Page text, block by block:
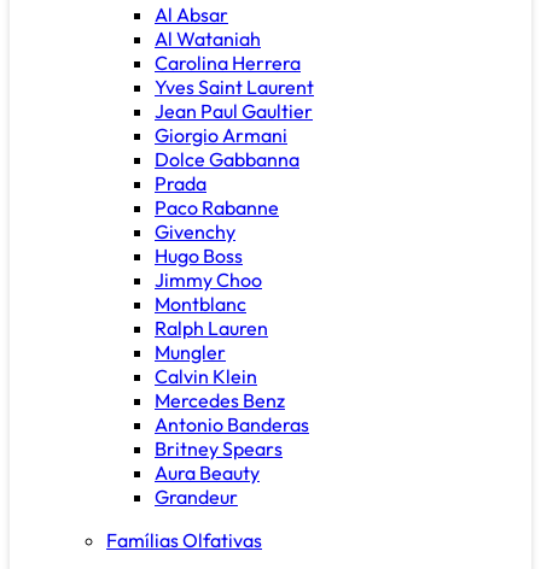
Al Absar
Al Wataniah
Carolina Herrera
Yves Saint Laurent
Jean Paul Gaultier
Giorgio Armani
Dolce Gabbanna
Prada
Paco Rabanne
Givenchy
Hugo Boss
Jimmy Choo
Montblanc
Ralph Lauren
Mungler
Calvin Klein
Mercedes Benz
Antonio Banderas
Britney Spears
Aura Beauty
Grandeur
Famílias Olfativas